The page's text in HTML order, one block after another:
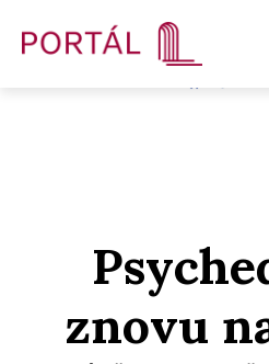
Časopisy
Semináře
znovu